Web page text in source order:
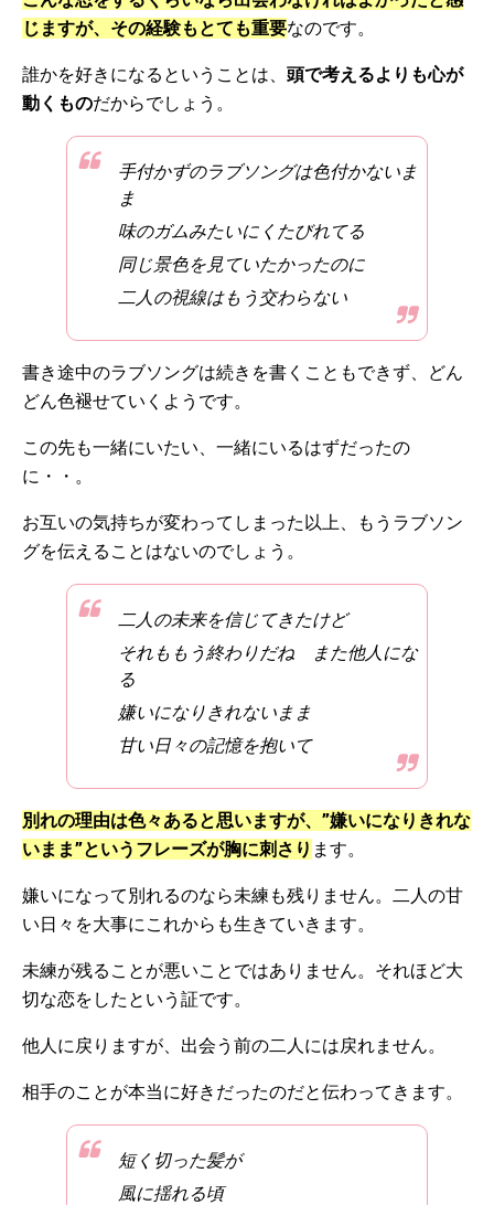
じますが、その経験もとても重要なのです。
誰かを好きになるということは、 頭で考えるよりも心が
動くものだからでしょう。
手付かずのラブソングは色付かないま
ま
味のガムみたいにくたびれてる
同じ景色を見ていたかったのに
二人の視線はもう交わらない
書き途中のラブソングは続きを書くこともできず、どん
どん色褪せていくようです。
この先も一緒にいたい、一緒にいるはずだったの
に・・。
お互いの気持ちが変わってしまった以上、もうラブソン
グを伝えることはないのでしょう。
二人の未来を信じてきたけど
それももう終わりだね また他人にな
る
嫌いになりきれないまま
甘い日々の記憶を抱いて
別れの理由は色々あると思いますが、”嫌いになりきれな
いまま”というフレーズが胸に刺さり ます。
嫌いになって別れるのなら未練も残りません。二人の甘
い日々を大事にこれからも生きていきます。
未練が残ることが悪いことではありません。それほど大
切な恋をしたという証です。
他人に戻りますが、出会う前の二人には戻れません。
相手のことが本当に好きだったのだと伝わってきます。
短く切った髪が
風に揺れる頃